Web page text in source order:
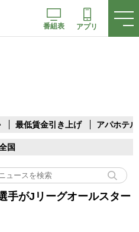
番組表 アプリ
最低賃金引き上げ アパホテル
国
手がJリーグオールスター